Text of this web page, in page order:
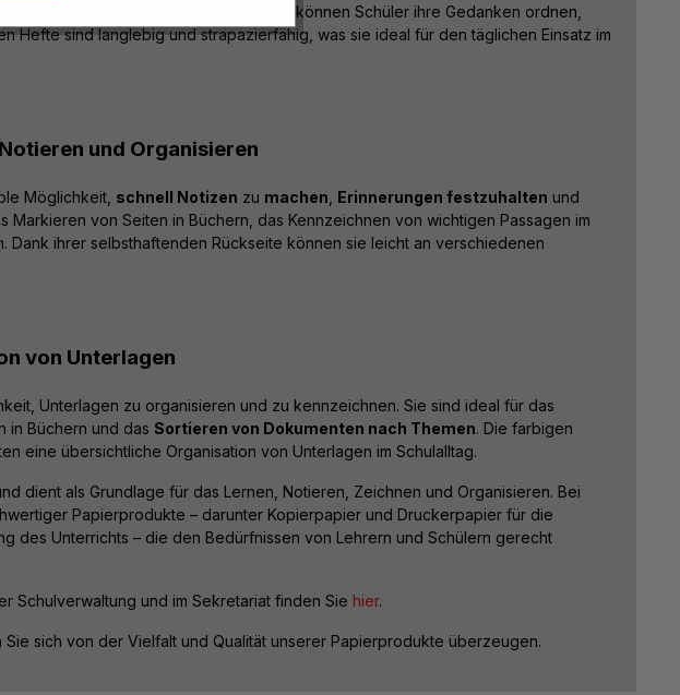
wie liniert, kariert oder blanko können Schüler ihre Gedanken ordnen,
Hefte sind langlebig und strapazierfähig, was sie ideal für den täglichen Einsatz im
und Organisieren
Möglichkeit, schnell Notizen zu machen Erinnerungen festzuhalten und
Markieren von Seiten in Büchern, das Kennzeichnen von wichtigen Passagen im
Dank ihrer selbsthaftenden Rückseite können sie leicht an verschiedenen
von Unterlagen
Unterlagen zu organisieren und zu kennzeichnen. Sie sind ideal für das
in Büchern und das Sortieren von Dokumenten nach Themen. Die farbigen
eine übersichtliche Organisation von Unterlagen im Schulalltag.
dient als Grundlage für das Lernen, Notieren, Zeichnen und Organisieren. Bei
Papierprodukte – darunter Kopierpapier und Druckerpapier für die
des Unterrichts – die den Bedürfnissen von Lehrern und Schülern gerecht
Schulverwaltung und im Sekretariat finden Sie hier.
sich von der Vielfalt und Qualität unserer Papierprodukte überzeugen.